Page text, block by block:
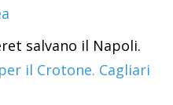
salvano il Napoli.
il Crotone. Cagliari